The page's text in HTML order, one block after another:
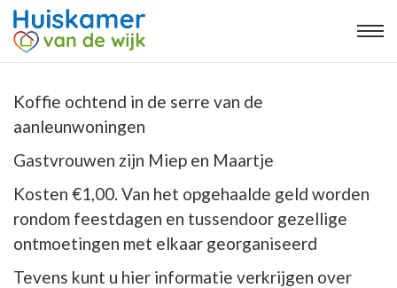
Koffie ochtend in de serre van de
aanleunwoningen
Gastvrouwen zijn Miep en Maartje
Kosten €1,00. Van het opgehaalde geld worden
rondom feestdagen en tussendoor gezellige
ontmoetingen met elkaar georganiseerd
Tevens kunt u hier informatie verkrijgen over